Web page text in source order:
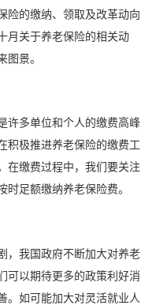
险的缴纳、领取及改革动向
月关于养老保险的相关动
景。
许多单位和个人的缴费高峰
积极推进养老保险的缴费工
在缴费过程中，我们要关注
足额缴纳养老保险费。
，我国政府不断加大对养老
可以期待更多的政策利好消
。如可能加大对灵活就业人